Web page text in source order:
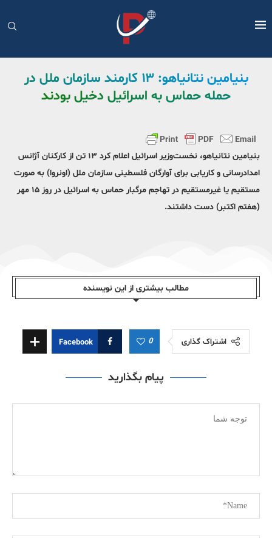
بنیامین نتانیاهو: ۱۳ کارمند سازمان ملل در
حمله حماس به اسرائیل دخیل بودند
بنیامین نتانیاهو، نخست‌وزیر اسرائیل اعلام کرد ۱۳ تن از کارکنان آژانس
امدادرسانی و کاریابی برای آوارگان فلسطینی سازمان ملل (اونروا) به صورت
مستقیم یا غیرمستقیم در تهاجم مرگبار حماس به اسرائیل در روز ۱۵ مهر
(هفتم اکتبر) دست داشتند.
مطالب بیشتری از این نویسندە
اشتراک گذاری 0
Facebook
پیام بگذارید